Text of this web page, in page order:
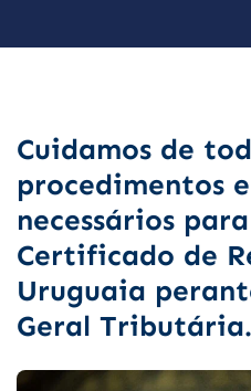
Cuidamos de
procedimentos
necessários
Certificado de
Uruguaia
Geral Tributária.